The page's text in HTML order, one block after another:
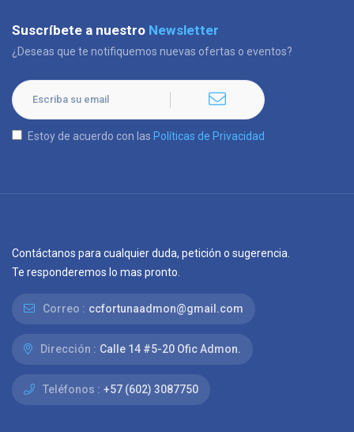
Suscríbete a nuestro Newsletter
¿Deseas que te notifiquemos nuevas ofertas o eventos?
Estoy de acuerdo con las Políticas de Privacidad
Contáctanos para cualquier duda, petición o sugerencia.
Te responderemos lo mas pronto.
Correo : ccfortunaadmon@gmail.com
Dirección : Calle 14 #5-20 Ofic Admon.
Teléfonos : +57 (602) 3087750